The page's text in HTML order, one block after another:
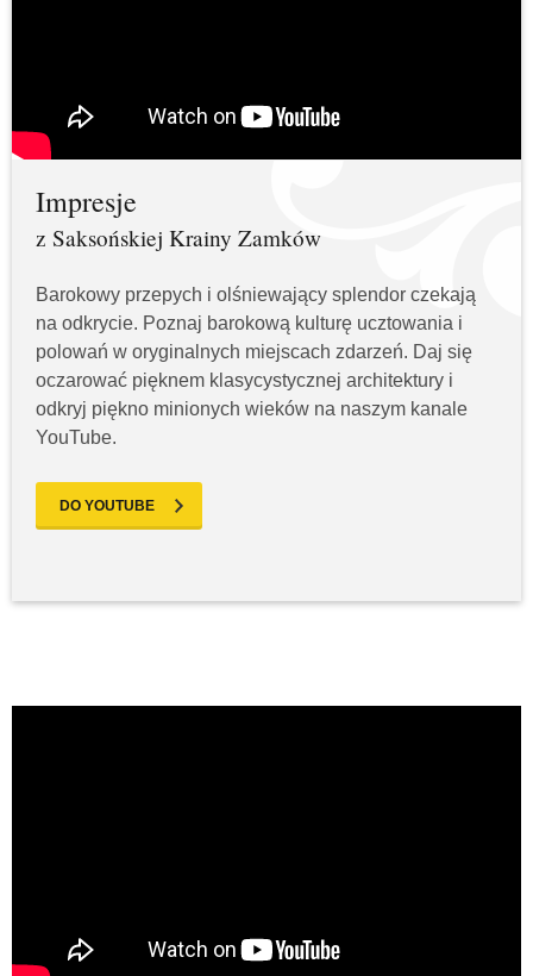
Impresje
z Saksońskiej Krainy Zamków
Barokowy przepych i olśniewający splendor czekają
na odkrycie. Poznaj barokową kulturę ucztowania i
polowań w oryginalnych miejscach zdarzeń. Daj się
oczarować pięknem klasycystycznej architektury i
odkryj piękno minionych wieków na naszym kanale
YouTube.
DO YOUTUBE